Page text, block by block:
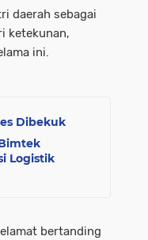
daerah sebagai
ketekunan,
ini.
Dibekuk
Logistik
bertanding